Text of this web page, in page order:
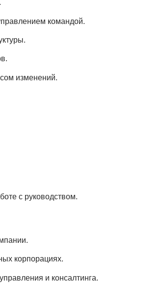
командой.
изменений.
с руководством.
корпорациях.
и консалтинга.